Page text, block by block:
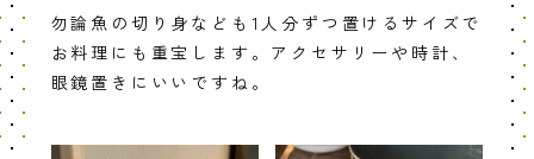
勿論魚の切り身なども1人分ずつ置けるサイズで
お料理にも重宝します。アクセサリーや時計、
眼鏡置きにいいですね。